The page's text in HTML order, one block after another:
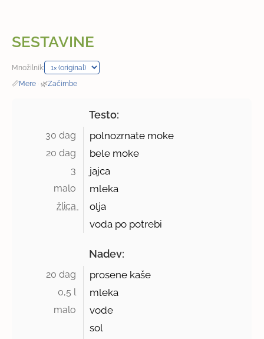
SESTAVINE
Množilnik:
📏Mere · 🌿Začimbe
Testo:
30 dag polnozrnate moke
20 dag bele moke
3 jajca
malo mleka
žlica
olja
voda po potrebi
Nadev:
20 dag prosene kaše
0,5 l mleka
malo
vode
sol